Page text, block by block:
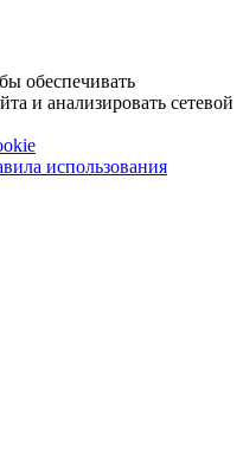
обеспечивать
и анализировать сетевой
использования